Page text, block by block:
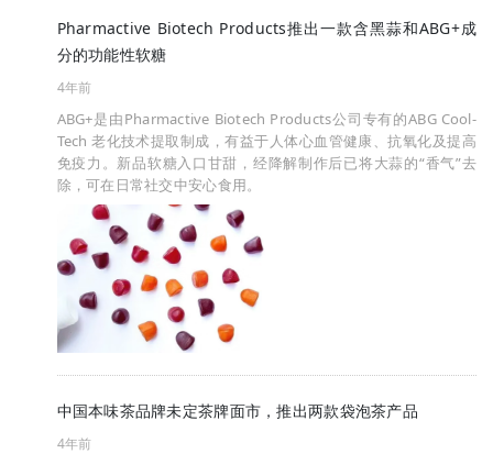
Pharmactive Biotech Products推出一款含黑蒜和ABG+成
分的功能性软糖
4年前
ABG+是由Pharmactive Biotech Products公司专有的ABG Cool-
Tech 老化技术提取制成，有益于人体心血管健康、抗氧化及提高
免疫力。新品软糖入口甘甜，经降解制作后已将大蒜的“香气”去
除，可在日常社交中安心食用。
中国本味茶品牌未定茶牌面市，推出两款袋泡茶产品
4年前